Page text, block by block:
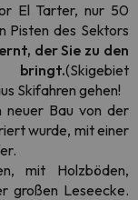
El Tarter, nur 50
Pisten des Sektors
der Sie zu den
(Skigebiet
Skifahren gehen!
neuer Bau von der
wurde, mit einer
mit Holzböden,
großen Leseecke.